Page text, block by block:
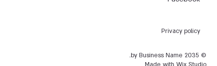
Privacy policy
© 2035 by Business Name.